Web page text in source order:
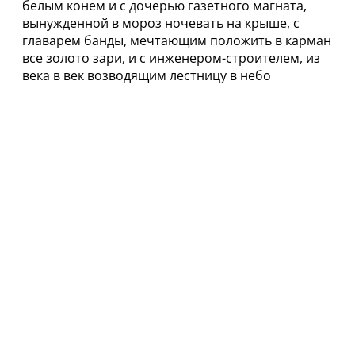
белым конем и с дочерью газетного магната,
вынужденной в мороз ночевать на крыше, с
главарем банды, мечтающим положить в карман
все золото зари, и с инженером-строителем, из
века в век возводящим лестницу в небо